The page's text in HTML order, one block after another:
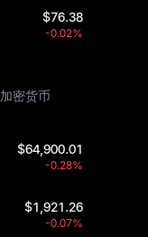
$76.38
-0.02%
密货币
$64,900.01
-0.28%
$1,921.26
-0.07%